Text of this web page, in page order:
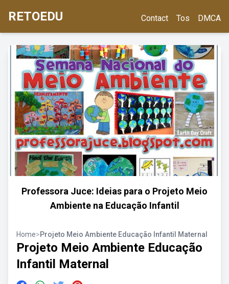
RETOEDU Contact Tos DMCA
Professora Juce: Ideias para o Projeto Meio
Ambiente na Educação Infantil
Home>Projeto Meio Ambiente Educação Infantil Maternal
Projeto Meio Ambiente Educação
Infantil Maternal